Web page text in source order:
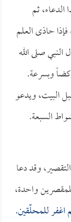
ثم
فإذا حاذى العلم
النبي صلى الله
وبسرعة.
البيت، ويدعو
السبعة.
وقد دعا
واحدة،
اغفر للمحلّقين.